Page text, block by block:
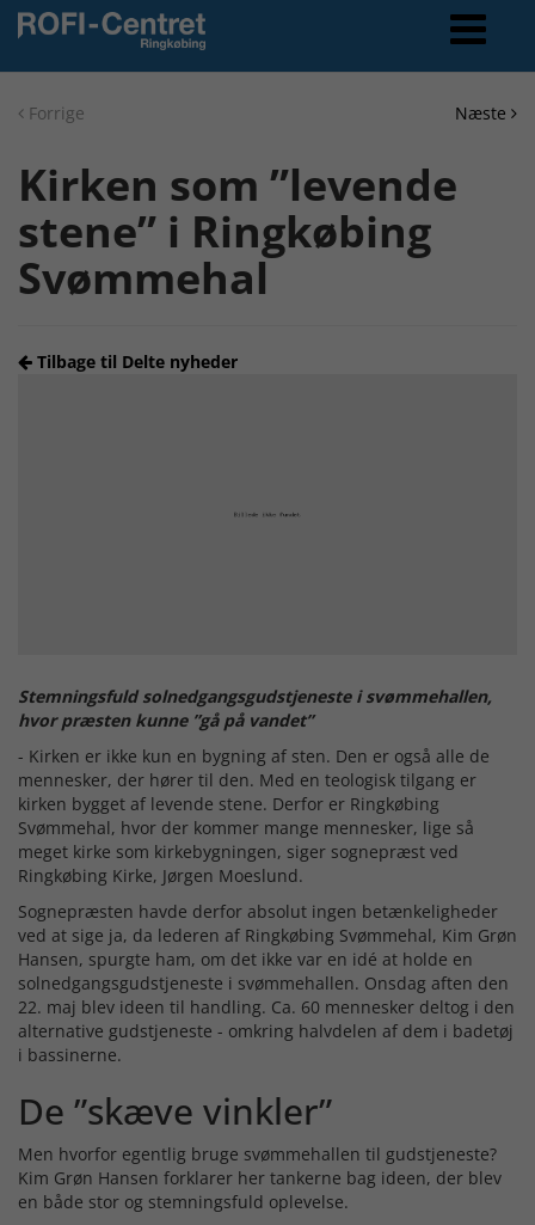
Forrige Næste
Kirken som ”levende
stene” i Ringkøbing
Svømmehal
Tilbage til Delte nyheder
Stemningsfuld solnedgangsgudstjeneste i svømmehallen,
hvor præsten kunne ”gå på vandet”
- Kirken er ikke kun en bygning af sten. Den er også alle de
mennesker, der hører til den. Med en teologisk tilgang er
kirken bygget af levende stene. Derfor er Ringkøbing
Svømmehal, hvor der kommer mange mennesker, lige så
meget kirke som kirkebygningen, siger sognepræst ved
Ringkøbing Kirke, Jørgen Moeslund.
Sognepræsten havde derfor absolut ingen betænkeligheder
ved at sige ja, da lederen af Ringkøbing Svømmehal, Kim Grøn
Hansen, spurgte ham, om det ikke var en idé at holde en
solnedgangsgudstjeneste i svømmehallen. Onsdag aften den
22. maj blev ideen til handling. Ca. 60 mennesker deltog i den
alternative gudstjeneste - omkring halvdelen af dem i badetøj
i bassinerne.
De ”skæve vinkler”
Men hvorfor egentlig bruge svømmehallen til gudstjeneste?
Kim Grøn Hansen forklarer her tankerne bag ideen, der blev
en både stor og stemningsfuld oplevelse.